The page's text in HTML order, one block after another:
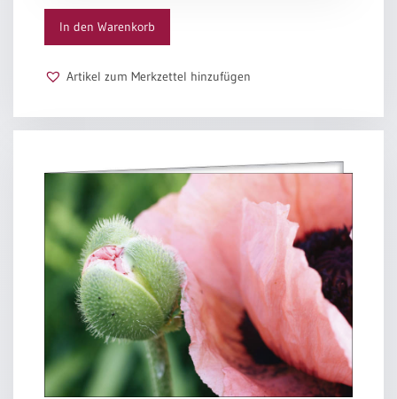
In den Warenkorb
Artikel zum Merkzettel hinzufügen